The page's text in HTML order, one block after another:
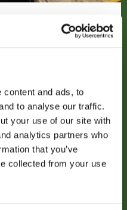
content and ads, to
to analyse our traffic.
your use of our site with
analytics partners who
that you’ve
collected from your use
met
in de verandering
op in. Nieuwe
innovaties en
van. Kunst
naadloos in die
vragen op: wat kan